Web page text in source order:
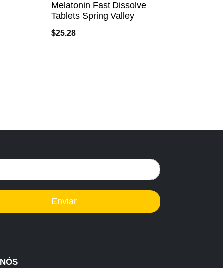
Melatonin Fast Dissolve
Tablets Spring Valley
$25.28
Enviar